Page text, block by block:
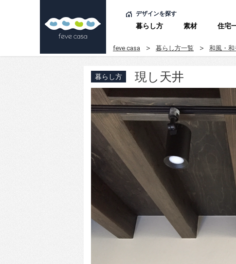
デザインを探す
暮らし方 素材 住宅
feve casa 暮らし方一覧 和風・
暮らし方 現し天井